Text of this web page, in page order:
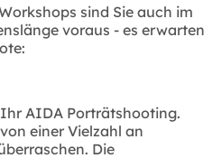
sind Sie auch im
voraus - es erwarten
AIDA Porträtshooting.
einer Vielzahl an
Die